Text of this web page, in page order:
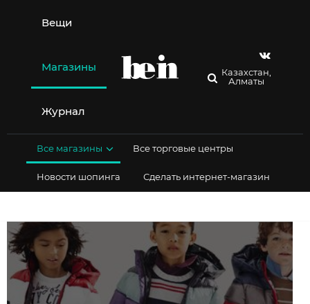
содержимому
Вещи
Магазины
Журнал
Казахстан,
Алматы
Все магазины Все торговые центры
Новости шопинга Сделать интернет-магазин